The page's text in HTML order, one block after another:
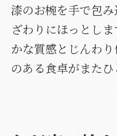
漆のお椀を手で包
ざわりにほっとし
かな質感とじんわ
のある食卓がまたひ